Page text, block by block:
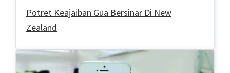
Potret Keajaiban Gua Bersinar Di New
Zealand